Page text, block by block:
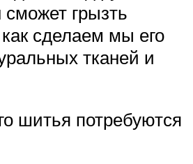
грызть
сделаем мы его
тканей и
шитья потребуются